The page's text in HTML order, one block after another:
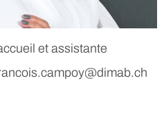
et assistante